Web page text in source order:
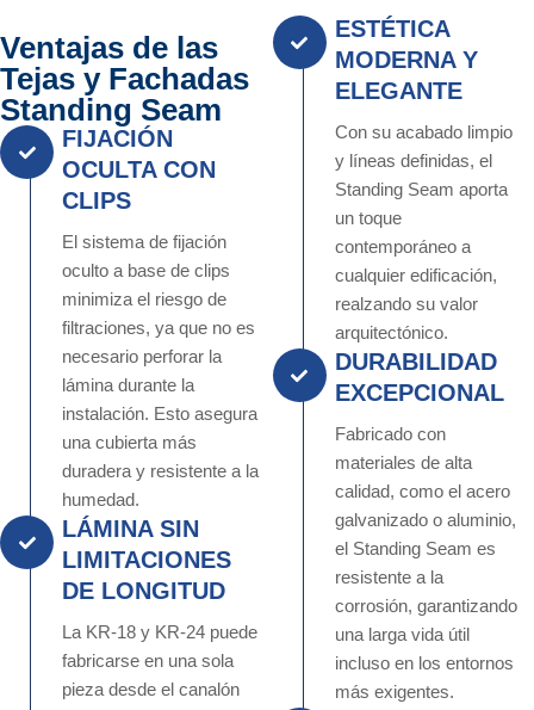
Ventajas de las
Tejas y Fachadas
Standing Seam
FIJACIÓN
OCULTA CON
CLIPS
El sistema de fijación
oculto a base de clips
minimiza el riesgo de
filtraciones, ya que no es
necesario perforar la
lámina durante la
instalación. Esto asegura
una cubierta más
duradera y resistente a la
humedad.
LÁMINA SIN
LIMITACIONES
DE LONGITUD
La KR-18 y KR-24 puede
fabricarse en una sola
pieza desde el canalón
ESTÉTICA
MODERNA Y
ELEGANTE
Con su acabado limpio
y líneas definidas, el
Standing Seam aporta
un toque
contemporáneo a
cualquier edificación,
realzando su valor
arquitectónico.
DURABILIDAD
EXCEPCIONAL
Fabricado con
materiales de alta
calidad, como el acero
galvanizado o aluminio,
el Standing Seam es
resistente a la
corrosión, garantizando
una larga vida útil
incluso en los entornos
más exigentes.